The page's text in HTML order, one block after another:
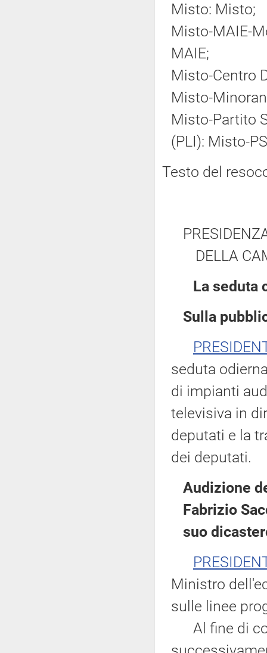
Misto: Misto;
Misto-MAIE-
MAIE;
Misto-Centro
Misto-
Misto-Partito
(PLI): Misto-
Testo del
DELLA
La seduta
Sulla
seduta
di impianti
televisiva in
deputati e la
dei deputati.
Audizione
Fabrizio
suo
Ministro
sulle linee
Al fine di